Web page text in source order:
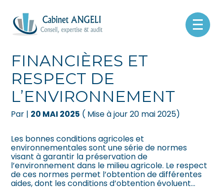
Aller
au
Créer et reprendre une activité
Gérer votre quotidien
Piloter votre entreprise
Développer votre entreprise
Être prêt pour la facturation
électronique
Pilotez votre gestion
Suivre votre comptabilité
Gérer vos ressources humaines
Dématérialiser vos documents
FINANCIÈRES ET
RESPECT DE
L’ENVIRONNEMENT
Par | 20 MAI 2025 ( Mise à jour 20 mai 2025)
Les bonnes conditions agricoles et
environnementales sont une série de normes
visant à garantir la préservation de
l’environnement dans le milieu agricole. Le respect
de ces normes permet l’obtention de différentes
aides, dont les conditions d’obtention évoluent…